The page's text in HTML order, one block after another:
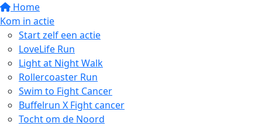
Home
Kom in actie
Start zelf een actie
LoveLife Run
Light at Night Walk
Rollercoaster Run
Swim to Fight Cancer
Buffelrun X Fight cancer
Tocht om de Noord